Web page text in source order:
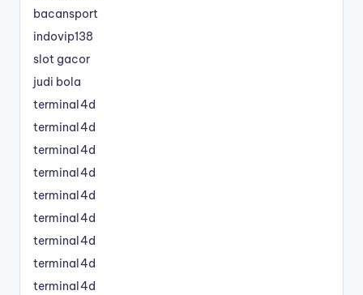
bacansport
indovip138
slot gacor
judi bola
terminal4d
terminal4d
terminal4d
terminal4d
terminal4d
terminal4d
terminal4d
terminal4d
terminal4d